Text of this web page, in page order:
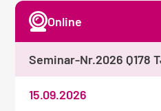
15.09.2026
Online
Seminar-Nr.2026 Q178